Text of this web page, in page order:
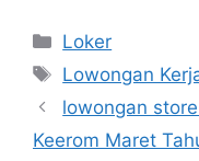
Kategori
Loker
Tag
Lowongan
lowongan
Keerom Maret